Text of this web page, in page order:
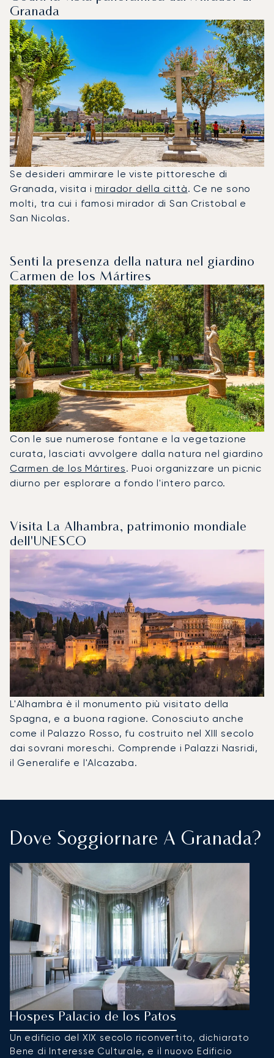
Granada
Se desideri ammirare le viste pittoresche di
Granada, visita imirador della città. Ce ne sono
molti, tra cui i famosi mirador di San Cristobal e
San Nicolas.
Senti la presenza della natura nel giardino
Carmen de los Mártires
Con le sue numerose fontane e la vegetazione
curata, lasciati avvolgere dalla natura nel giardino
Carmen de los Mártires. Puoi organizzare un picnic
diurno per esplorare a fondo l'intero parco.
Visita La Alhambra, patrimonio mondiale
dell'UNESCO
L'Alhambra è il monumento più visitato della
Spagna, e a buona ragione. Conosciuto anche
come il Palazzo Rosso, fu costruito nel XIII secolo
dai sovrani moreschi. Comprende i Palazzi Nasridi,
il Generalife e l'Alcazaba.
Dove Soggiornare A Granada?
Hospes Palacio de los Patos
Un edificio del XIX secolo riconvertito, dichiarato
Bene di Interesse Culturale, e il nuovo Edificio